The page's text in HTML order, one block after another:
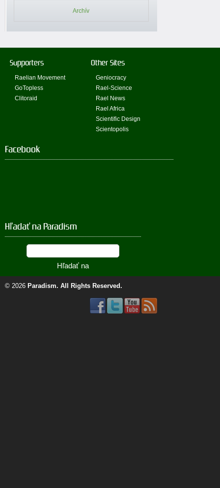
Archív
Supporters
Raelian Movement
GoTopless
Clitoraid
Other Sites
Geniocracy
Rael-Science
Rael News
Rael Africa
Scientific Design
Scientopolis
Facebook
Hľadať na Paradism
© 2026 Paradism. All Rights Reserved.